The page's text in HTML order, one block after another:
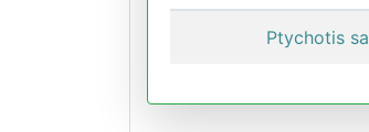
Ptychotis